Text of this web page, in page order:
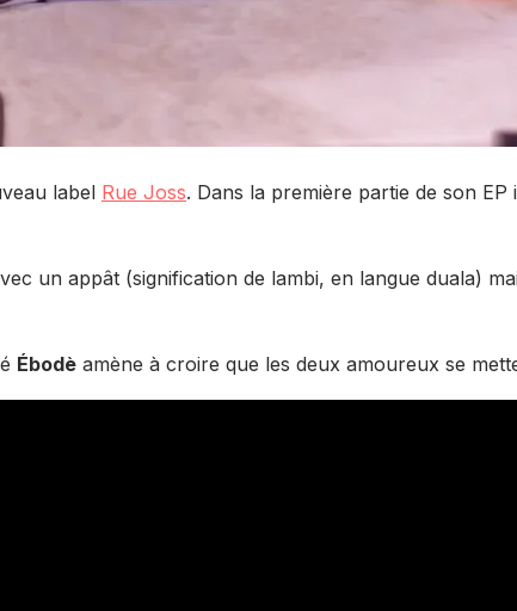
label Rue Joss. Dans la première partie de son
un appât (signification de lambi, en langue duala)
Ébodè amène à croire que les deux amoureux se